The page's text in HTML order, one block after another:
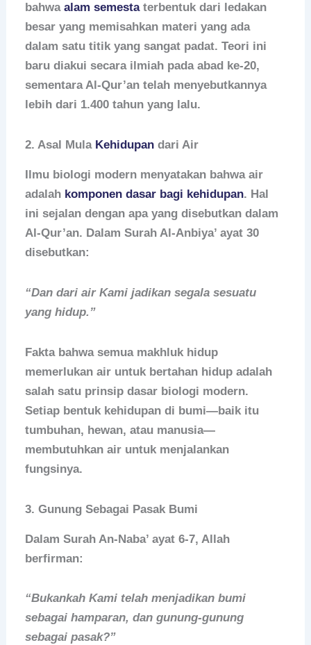
bahwaalam semestaterbentuk dari ledakan
besar yang memisahkan materi yang ada
dalam satu titik yang sangat padat. Teori ini
baru diakui secara ilmiah pada abad ke-20,
sementara Al-Qur’an telah menyebutkannya
lebih dari 1.400 tahun yang lalu.
2.Asal Mula Kehidupan dari Air
Ilmu biologi modern menyatakan bahwa air
adalah komponen dasar bagi kehidupan. Hal
ini sejalan dengan apa yang disebutkan dalam
Al-Qur’an. Dalam Surah Al-Anbiya’ ayat 30
disebutkan:
“Dan dari air Kami jadikan segala sesuatu
yang hidup.”
Fakta bahwa semua makhluk hidup
memerlukan air untuk bertahan hidup adalah
salah satu prinsip dasar biologi modern.
Setiap bentuk kehidupan di bumi—baik itu
tumbuhan, hewan, atau manusia—
membutuhkan air untuk menjalankan
fungsinya.
3.Gunung Sebagai Pasak Bumi
Dalam Surah An-Naba’ ayat 6-7, Allah
berfirman:
“Bukankah Kami telah menjadikan bumi
sebagai hamparan, dan gunung-gunung
sebagai pasak?”